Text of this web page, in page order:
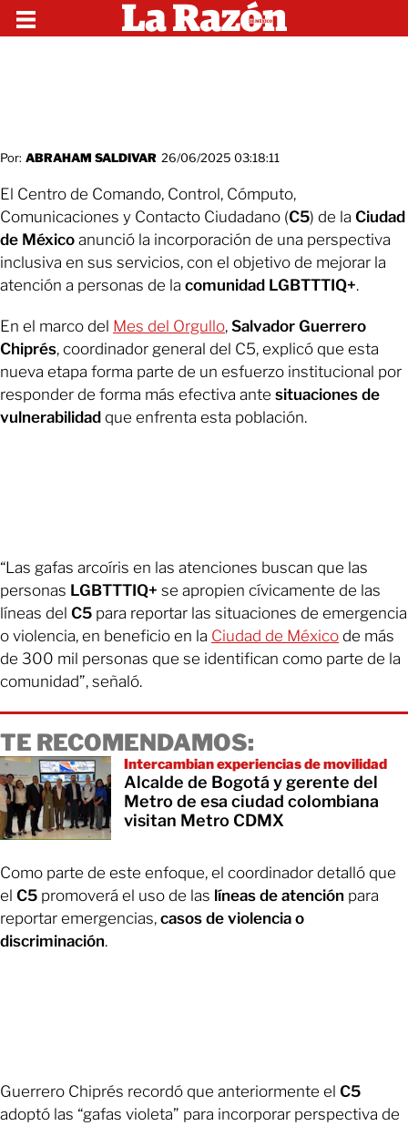
Por: ABRAHAM SALDIVAR 26/06/2025 03:18:11
El Centro de Comando, Control, Cómputo,
Comunicaciones y Contacto Ciudadano (C5) de la Ciudad
de México anunció la incorporación de una perspectiva
inclusiva en sus servicios, con el objetivo de mejorar la
atención a personas de la comunidad LGBTTTIQ+.
En el marco del Mes del Orgullo, Salvador Guerrero
Chiprés, coordinador general del C5, explicó que esta
nueva etapa forma parte de un esfuerzo institucional por
responder de forma más efectiva ante situaciones de
vulnerabilidad que enfrenta esta población.
“Las gafas arcoíris en las atenciones buscan que las
personas LGBTTTIQ+ se apropien cívicamente de las
líneas del C5 para reportar las situaciones de emergencia
o violencia, en beneficio en la Ciudad de México de más
de 300 mil personas que se identifican como parte de la
comunidad”, señaló.
TE RECOMENDAMOS:
Intercambian experiencias de movilidad
Alcalde de Bogotá y gerente del
Metro de esa ciudad colombiana
visitan Metro CDMX
Como parte de este enfoque, el coordinador detalló que
el C5 promoverá el uso de las líneas de atención para
reportar emergencias, casos de violencia o
discriminación.
Guerrero Chiprés recordó que anteriormente el C5
adoptó las “gafas violeta” para incorporar perspectiva de